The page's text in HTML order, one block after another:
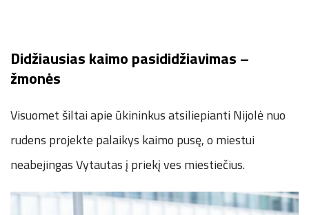
Didžiausias kaimo pasididžiavimas –
žmonės
Visuomet šiltai apie ūkininkus atsiliepianti Nijolė nuo
rudens projekte palaikys kaimo pusę, o miestui
neabejingas Vytautas į priekį ves miestiečius.